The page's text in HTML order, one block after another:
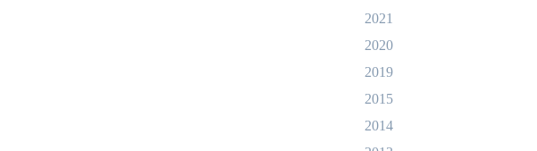
2021
2020
2019
2015
2014